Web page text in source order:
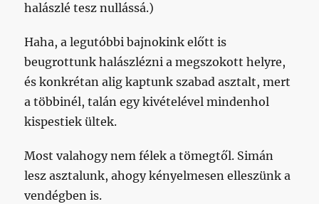
halászlé tesz nullássá.)
Haha, a legutóbbi bajnokink előtt is
beugrottunk halászlézni a megszokott helyre,
és konkrétan alig kaptunk szabad asztalt, mert
a többinél, talán egy kivételével mindenhol
kispestiek ültek.
Most valahogy nem félek a tömegtől. Simán
lesz asztalunk, ahogy kényelmesen elleszünk a
vendégben is.